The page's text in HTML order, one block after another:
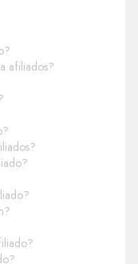
afiliados?